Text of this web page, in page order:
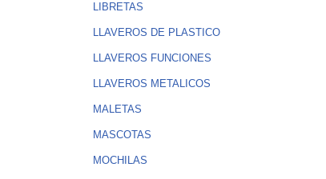
LIBRETAS
LLAVEROS DE PLASTICO
LLAVEROS FUNCIONES
LLAVEROS METALICOS
MALETAS
MASCOTAS
MOCHILAS